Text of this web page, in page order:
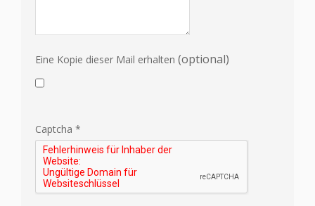
Eine Kopie dieser Mail erhalten (optional)
Captcha *